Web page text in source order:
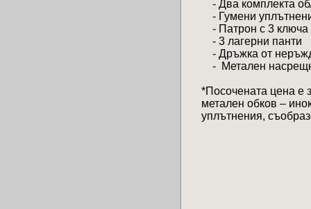
- Два комплекта
- Гумени
- Патрон с 3 ключа
- 3 лагерни панти
- Дръжка от
- Метален
*Посочената цена е
метален обков –
уплътнения,